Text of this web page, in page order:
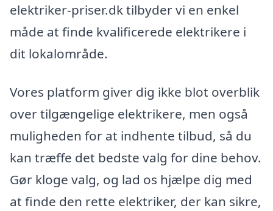
elektriker-priser.dk tilbyder vi en enkel
måde at finde kvalificerede elektrikere i
dit lokalområde.
Vores platform giver dig ikke blot overblik
over tilgængelige elektrikere, men også
muligheden for at indhente tilbud, så du
kan træffe det bedste valg for dine behov.
Gør kloge valg, og lad os hjælpe dig med
at finde den rette elektriker, der kan sikre,